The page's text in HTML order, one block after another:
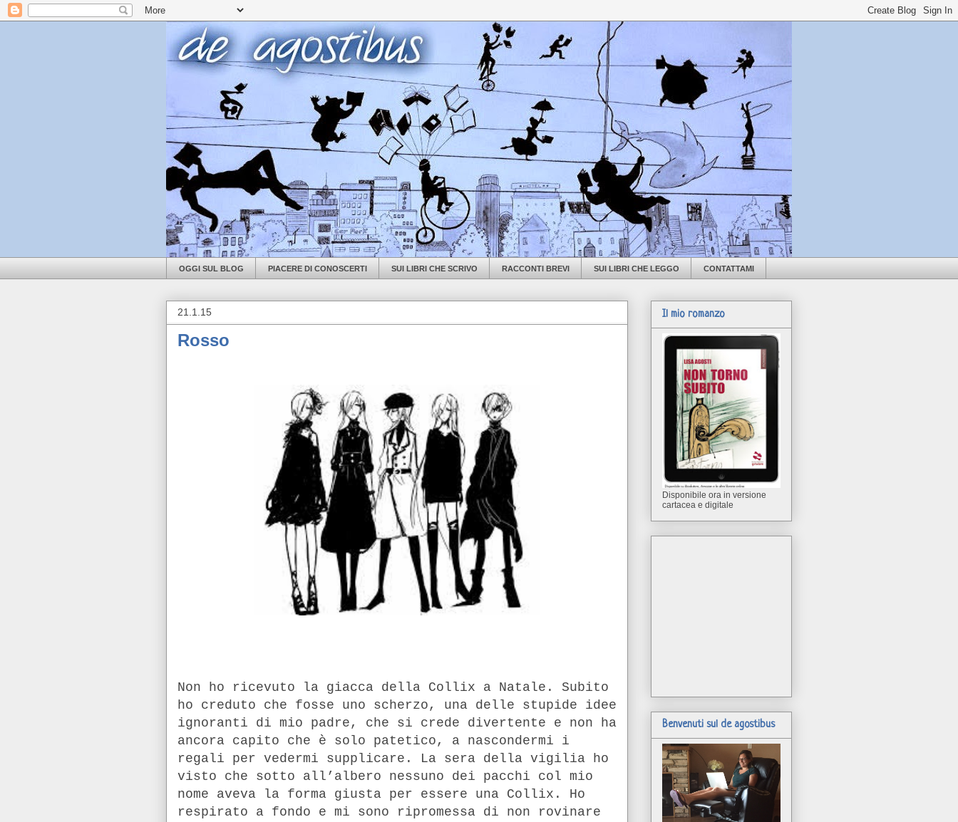
OGGI SUL BLOG PIACERE DI CONOSCERTI SUI LIBRI CHE SCRIVO RACCONTI BREVI SUI LIBRI CHE LEGGO CONTATTAMI
21.1.15
Rosso
Non ho ricevuto la giacca della Collix a Natale. Subito
ho creduto che fosse uno scherzo, una delle stupide idee
ignoranti di mio padre, che si crede divertente e non ha
ancora capito che è solo patetico, a nascondermi i
regali per vedermi supplicare. La sera della vigilia ho
visto che sotto all’albero nessuno dei pacchi col mio
nome aveva la forma giusta per essere una Collix. Ho
respirato a fondo e mi sono ripromessa di non rovinare
Il mio romanzo
Disponibile ora in versione
cartacea e digitale
Benvenuti sul de agostibus